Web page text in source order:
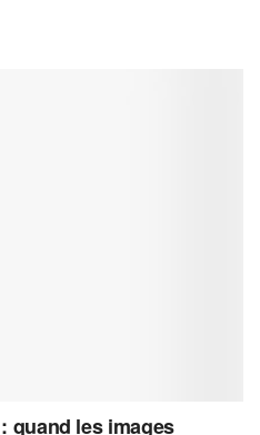
quand les images